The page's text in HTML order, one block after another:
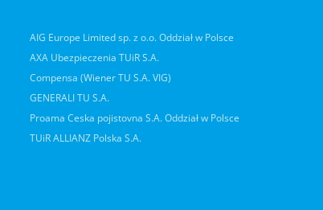
AIG Europe Limited sp. z o.o. Oddział w Polsce
AXA Ubezpieczenia TUiR S.A.
Compensa (Wiener TU S.A. VIG)
GENERALI TU S.A.
Proama Ceska pojistovna S.A. Oddział w Polsce
TUiR ALLIANZ Polska S.A.